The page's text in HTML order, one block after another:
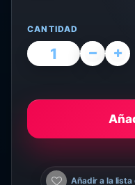
CANTIDAD
Añadir a la lista